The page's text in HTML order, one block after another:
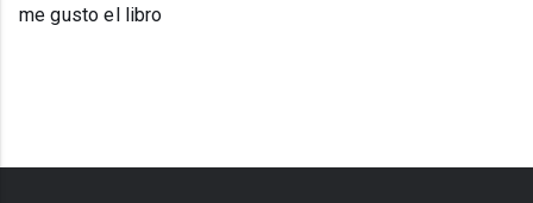
me gusto el libro